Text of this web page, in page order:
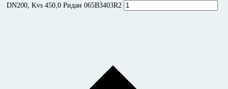
DN200, Kvs 450,0 Ридан 065B3403R2